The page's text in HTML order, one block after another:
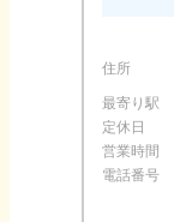
住所
最寄り駅
定休日
営業時間
電話番号